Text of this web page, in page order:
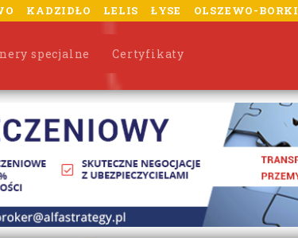
KADZIDŁO LELIS ŁYSE OLSZEWO-BORKI
specjalne Certyfikaty